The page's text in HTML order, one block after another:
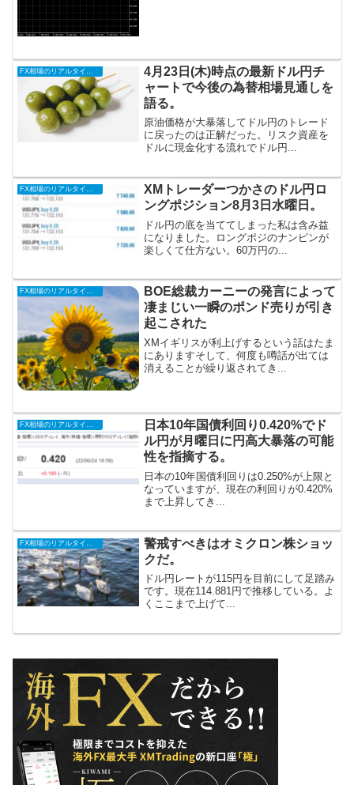
4月23日(木)時点の最新ドル円チ
ャートで今後の為替相場見通しを
語る。
原油価格が大暴落してドル円のトレード
に戻ったのは正解だった。リスク資産を
ドルに現金化する流れでドル円...
FX相場のリアルタイム情報
XMトレーダーつかさのドル円ロ
ングポジション8月3日水曜日。
ドル円の底を当ててしまった私は含み益
になりました。ロングポジのナンピンが
楽しくて仕方ない。60万円の...
FX相場のリアルタイム情報
BOE総裁カーニーの発言によって
凄まじい一瞬のポンド売りが引き
起こされた
XMイギリスが利上げするという話はたま
にありますそして、何度も噂話が出ては
消えることが繰り返されてき...
FX相場のリアルタイム情報
日本10年国債利回り0.420%でド
ル円が月曜日に円高大暴落の可能
性を指摘する。
日本の10年国債利回りは0.250%が上限と
なっていますが、現在の利回りが0.420%
まで上昇してき...
警戒すべきはオミクロン株ショッ
クだ。
ドル円レートが115円を目前にして足踏み
です。現在114.881円で推移している。よ
くここまで上げて...